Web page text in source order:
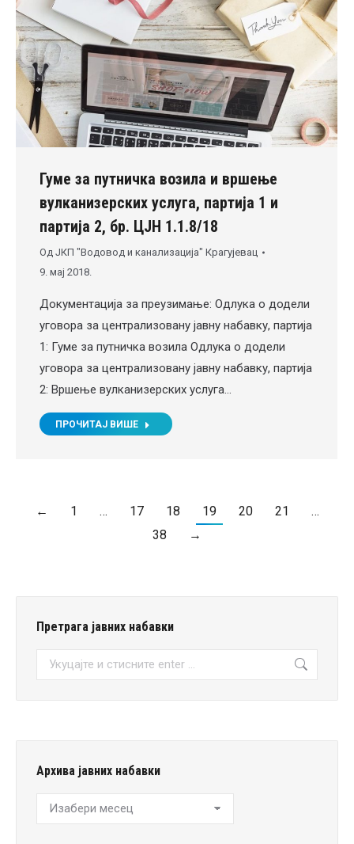
Гуме за путничка возила и вршење
вулканизерских услуга, партија 1 и
партија 2, бр. ЦЈН 1.1.8/18
Од ЈКП "Водовод и канализација" Крагујевац
9. мај 2018.
Документација за преузимање: Одлука о додели
уговора за централизовану jавну набавку, партија
1: Гуме за путничка возила Одлука о додели
уговора за централизовану jавну набавку, партија
2: Вршење вулканизерских услуга…
ПРОЧИТАЈ ВИШЕ
← 1 … 17 18 19 20 21
…
38
→
Претрага јавних набавки
Претрага:
Архива јавних набавки
Архива
јавних